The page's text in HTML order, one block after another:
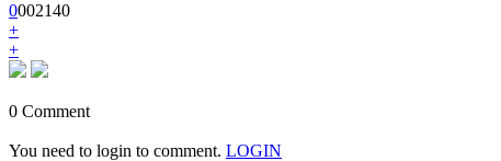
0002140
+
+
0 Comment
You need to login to comment. LOGIN